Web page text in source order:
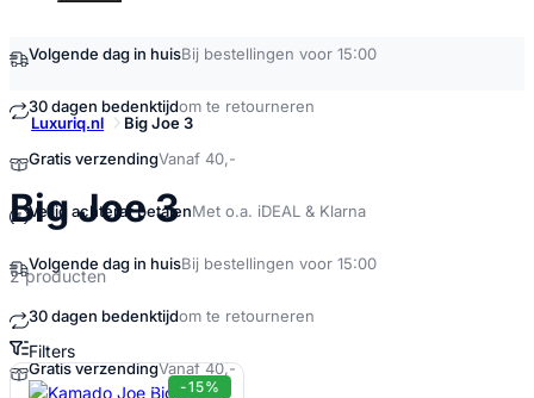
Volgende dag in huisBij bestellingen voor 15:00
30 dagen bedenktijdom te retourneren
Gratis verzendingVanaf 40,-
Veilig achteraf betalenMet o.a. iDEAL & Klarna
Volgende dag in huisBij bestellingen voor 15:00
30 dagen bedenktijdom te retourneren
Gratis verzendingVanaf 40,-
Luxuriq.nl Big Joe 3
Big Joe 3kopen
2 producten
Filters
Big Joe 3 Producten
-15%